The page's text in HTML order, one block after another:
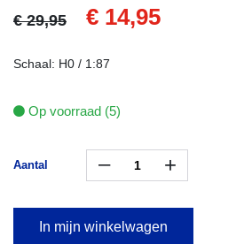
€ 29,95 € 14,95
Schaal: H0 / 1:87
Op voorraad (5)
Aantal – +
In mijn winkelwagen